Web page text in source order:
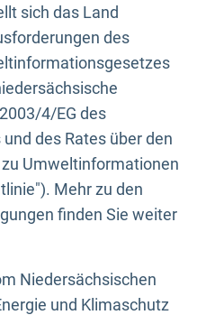
sich das Land
des
4/EG des
des Rates über den
Umweltinformationen
Mehr zu den
finden Sie weiter
Niedersächsischen
und Klimaschutz